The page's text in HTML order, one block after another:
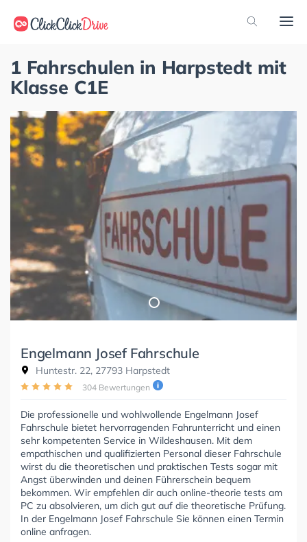
1 Fahrschulen in Harpstedt mit
Klasse C1E
Engelmann Josef Fahrschule
Huntestr. 22, 27793 Harpstedt
304 Bewertungen
Die professionelle und wohlwollende Engelmann Josef
Fahrschule bietet hervorragenden Fahrunterricht und einen
sehr kompetenten Service in Wildeshausen. Mit dem
empathischen und qualifizierten Personal dieser Fahrschule
wirst du die theoretischen und praktischen Tests sogar mit
Angst überwinden und deinen Führerschein bequem
bekommen. Wir empfehlen dir auch online-theorie tests am
PC zu absolvieren, um dich gut auf die theoretische Prüfung.
In der Engelmann Josef Fahrschule Sie können einen Termin
online anfragen.